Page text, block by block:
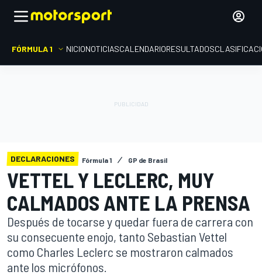
FÓRMULA 1 INICIONOTICIASCALENDARIORESULTADOS
DECLARACIONES Fórmula 1 GP de Brasil
VETTEL Y LECLERC, MUY
CALMADOS ANTE LA PRENSA
Después de tocarse y quedar fuera de carrera con
su consecuente enojo, tanto Sebastian Vettel
como Charles Leclerc se mostraron calmados
ante los micrófonos.